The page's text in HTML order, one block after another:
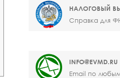
НАЛОГОВЫЙ
Справка для
INFO@EVMD.RU
Email по